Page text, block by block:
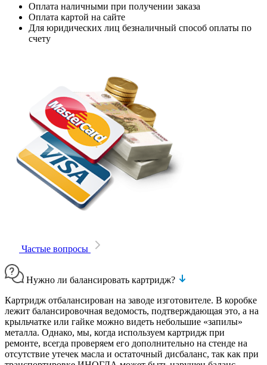
Оплата наличными при получении заказа
Оплата картой на сайте
Для юридических лиц безналичный способ оплаты по
счету
Частые вопросы
Нужно ли балансировать картридж?
Картридж отбалансирован на заводе изготовителе. В коробке
лежит балансировочная ведомость, подтверждающая это, а на
крыльчатке или гайке можно видеть небольшие «запилы»
металла. Однако, мы, когда используем картридж при
ремонте, всегда проверяем его дополнительно на стенде на
отсутствие утечек масла и остаточный дисбаланс, так как при